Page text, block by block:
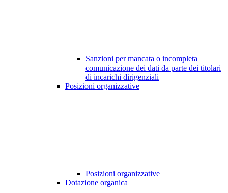
Sanzioni per mancata o incompleta
comunicazione dei dati da parte dei titolari
di incarichi dirigenziali
Posizioni organizzative
Posizioni organizzative
Dotazione organica